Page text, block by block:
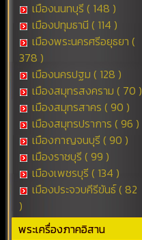
เมืองนนทบุรี ( 148 )
เมืองปทุมธานี ( 114 )
เมืองพระนครศรีอยุธยา (
378 )
เมืองนครปฐม ( 128 )
เมืองสมุทรสงคราม ( 70 )
เมืองสมุทรสาคร ( 90 )
เมืองสมุทรปราการ ( 96 )
เมืองกาญจนบุรี ( 90 )
เมืองราชบุรี ( 99 )
เมืองเพชรบุรี ( 134 )
เมืองประจวบคีรีขันธ์ ( 82
)
พระเครื่องภาคอิสาน